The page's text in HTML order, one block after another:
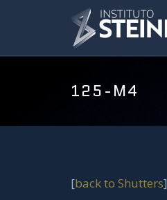
125-M4
[back to Shutters]